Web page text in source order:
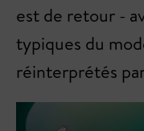
est de retour -
typiques du
réinterprétés